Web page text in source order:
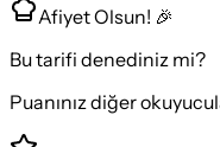
Afiyet Olsun! 🎉
Bu tarifi denediniz mi?
Puanınız diğer